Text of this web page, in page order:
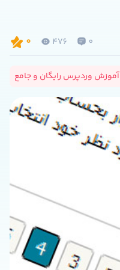
0
476
0
آموزش وردپرس رایگان و جامع